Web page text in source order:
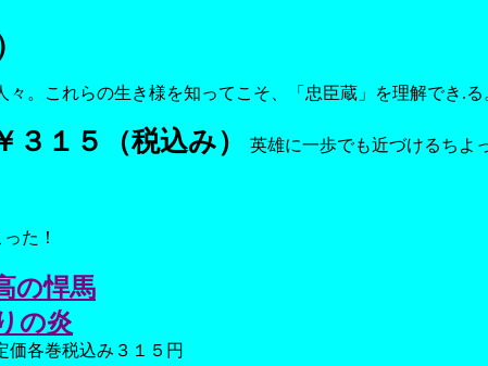
。これらの生き様を知ってこそ、「忠臣蔵」を理解でき.る
３１５（税込み） 英雄に一歩でも近づけるちよ
た！
の悍馬
の炎
１５円